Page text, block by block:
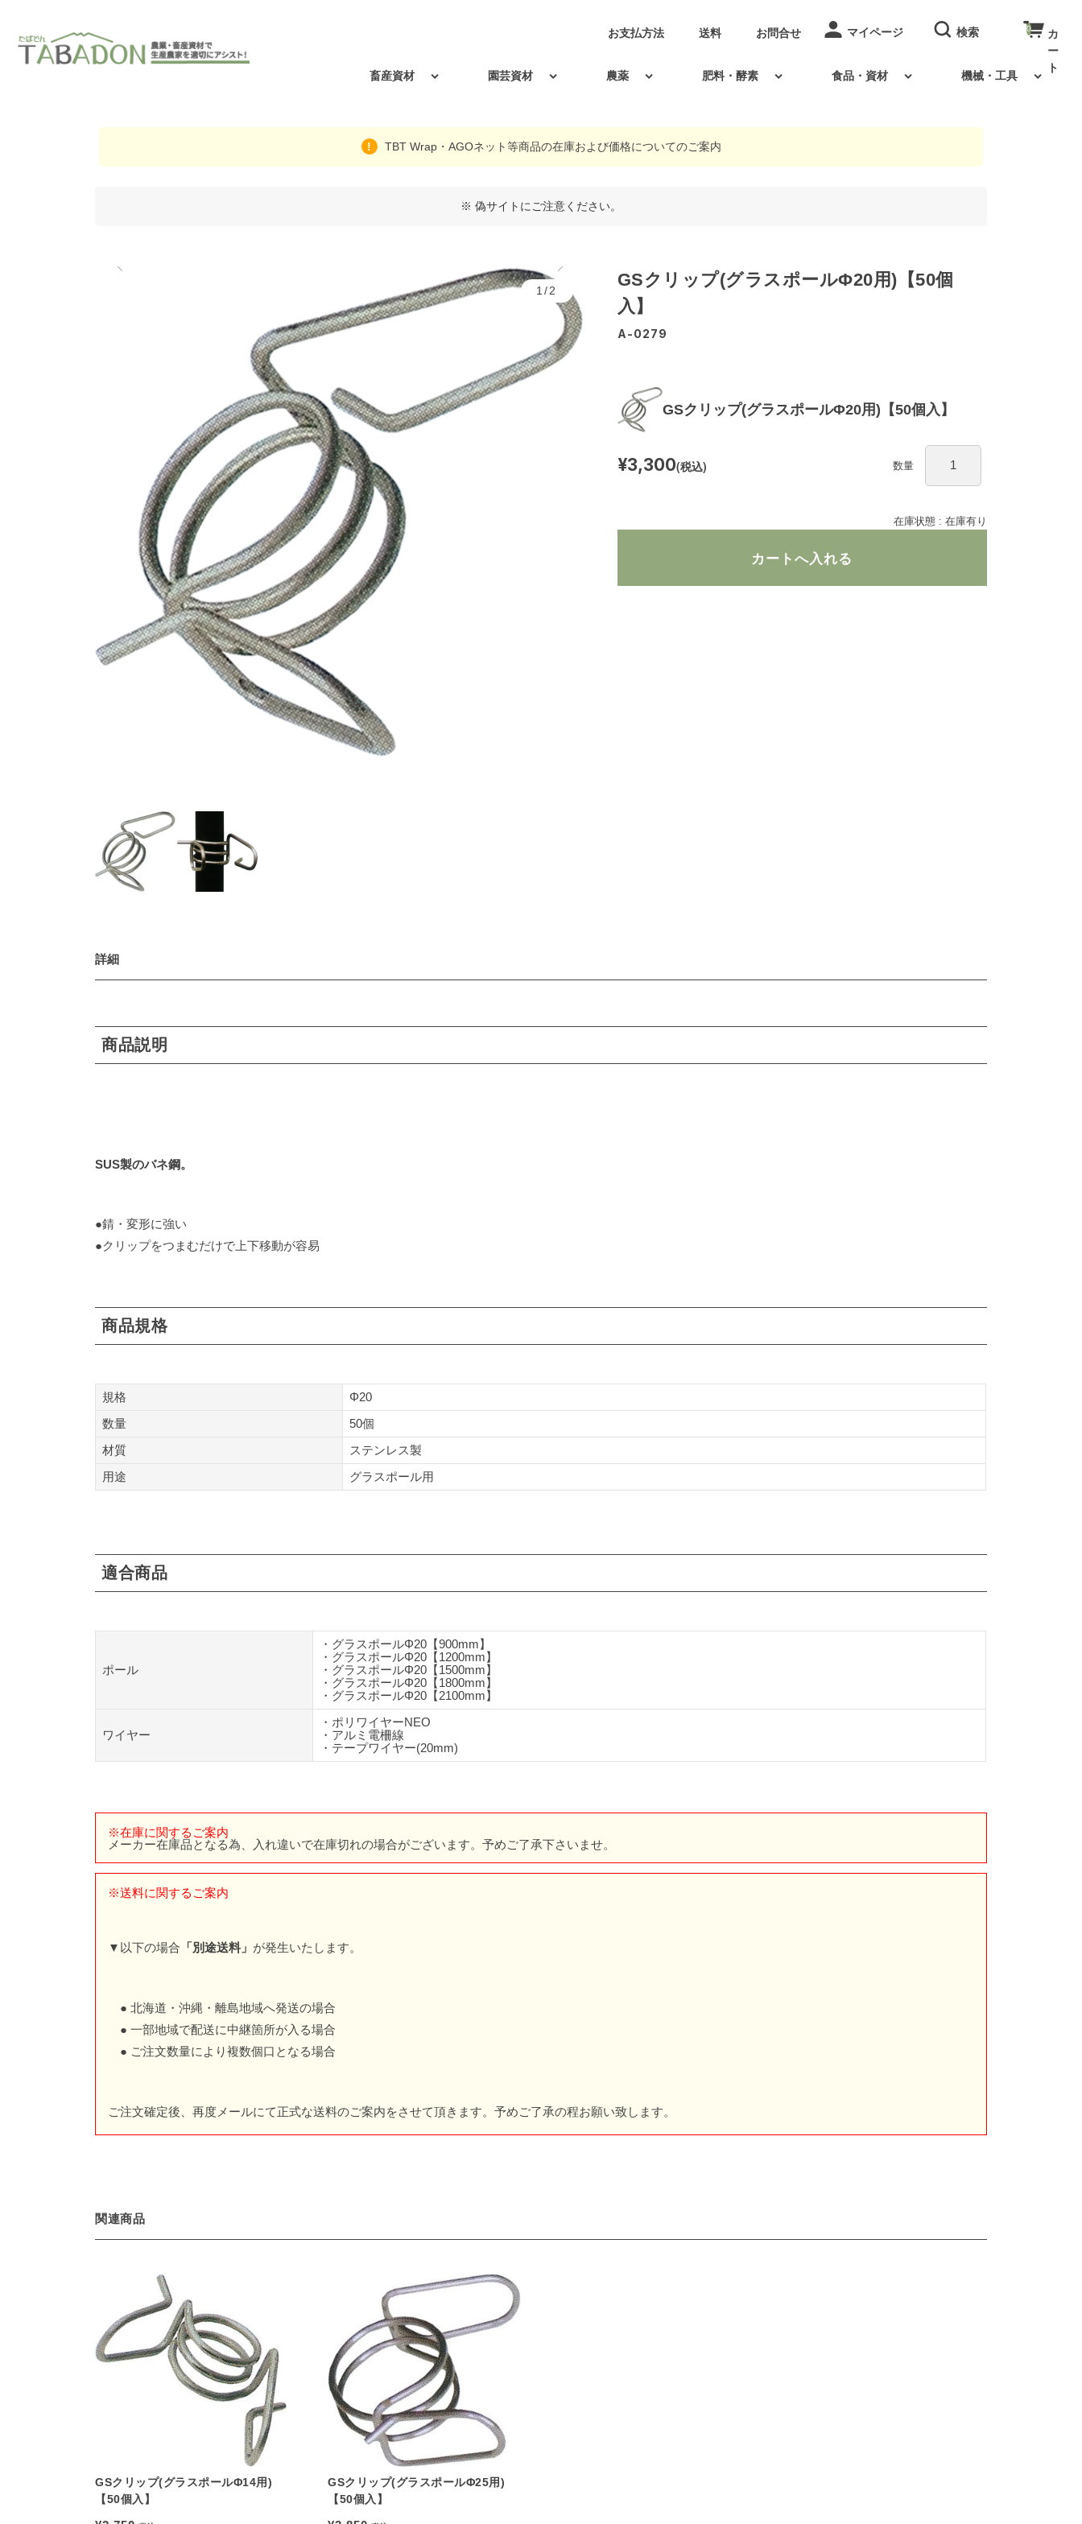
畜産資材 園芸資材 農薬 肥料・酵素 食品・資材 機械・工具
お支払方法 送料 お問合せ 0
TBT Wrap・AGOネット等商品の在庫および価格についてのご案内
※ 偽サイトにご注意ください。
1/2
GSクリップ(グラスポールΦ20用)【50個
入】
A-0279
GSクリップ(グラスポールΦ20用)【50個入】
在庫状態 : 在庫有り
¥3,300(税込) 数量
詳細
商品説明
SUS製のバネ鋼。
●錆・変形に強い
●クリップをつまむだけで上下移動が容易
商品規格
規格
Φ20
数量
50個
材質
ステンレス製
用途
グラスポール用
適合商品
ポール
・ グラスポールΦ20【900mm】
・ グラスポールΦ20【1200mm】
・ グラスポールΦ20【1500mm】
・ グラスポールΦ20【1800mm】
・ グラスポールΦ20【2100mm】
ワイヤー
・ ポリワイヤーNEO
・ アルミ電柵線
・テープワイヤー(20mm)
※在庫に関するご案内
メーカー在庫品となる為、入れ違いで在庫切れの場合がございます。予めご了承下さいませ。
※送料に関するご案内
▼以下の場合 「別途送料」 が発生いたします。
● 北海道・沖縄・離島地域へ発送の場合
● 一部地域で配送に中継箇所が入る場合
● ご注文数量により複数個口となる場合
ご注文確定後、再度メールにて正式な送料のご案内をさせて頂きます。予めご了承の程お願い致します。
関連商品
GSクリップ(グラスポールΦ14用)
【50個入】
GSクリップ(グラスポールΦ25用)
【50個入】